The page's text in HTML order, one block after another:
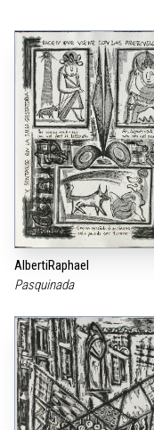
AlbertiRaphael
Pasquinada